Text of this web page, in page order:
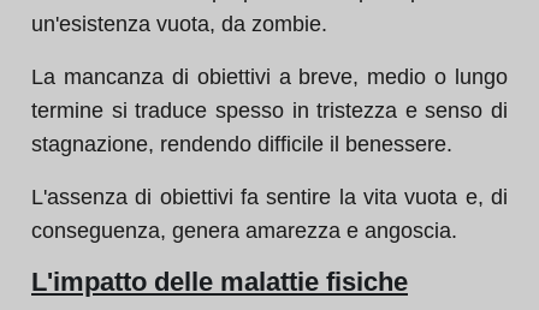
un'esistenza vuota, da zombie.
La mancanza di obiettivi a breve, medio o lungo
termine si traduce spesso in tristezza e senso di
stagnazione, rendendo difficile il benessere.
L'assenza di obiettivi fa sentire la vita vuota e, di
conseguenza, genera amarezza e angoscia.
L'impatto delle malattie fisiche